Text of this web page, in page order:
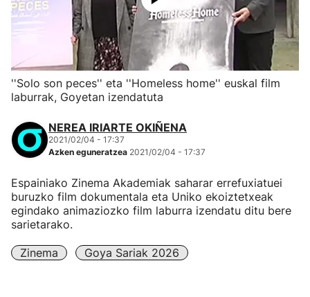
''Solo son peces'' eta ''Homeless home'' euskal film
laburrak, Goyetan izendatuta
NEREA IRIARTE OKIÑENA
2021/02/04 - 17:37
Azken eguneratzea 2021/02/04 - 17:37
Espainiako Zinema Akademiak saharar errefuxiatuei
buruzko film dokumentala eta Uniko ekoiztetxeak
egindako animaziozko film laburra izendatu ditu bere
sarietarako.
Zinema Goya Sariak 2026